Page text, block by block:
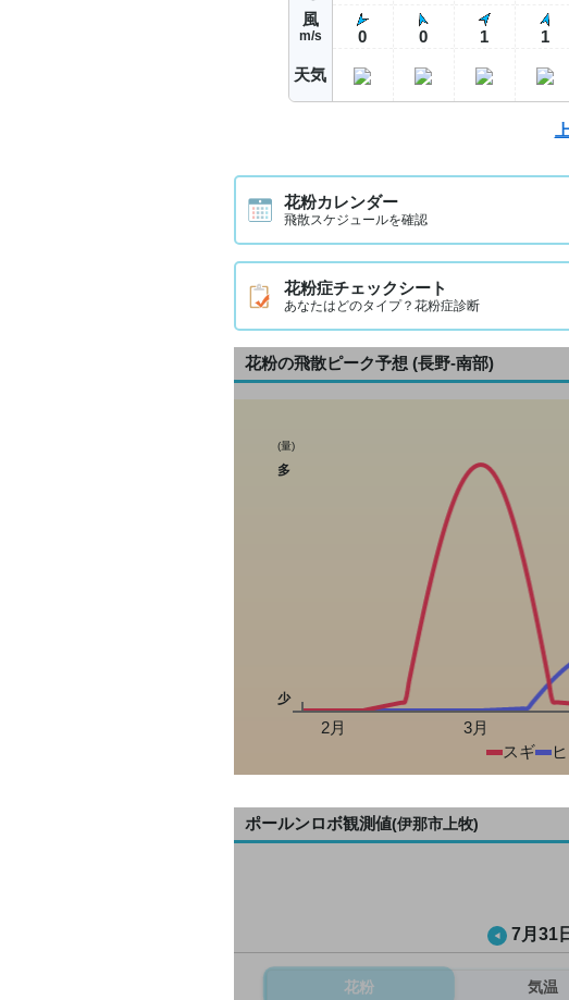
風
m/s
天気
0 0 1 1
花粉カレンダー
飛散スケジュールを確認
花粉症チェックシート
あなたはどのタイプ？花粉症診断
花粉の飛散ピーク予想 (長野-南部)
(量)
多
少
2月 3月
スギ
ポールンロボ観測値(伊那市上牧)
7月31
花粉 気温